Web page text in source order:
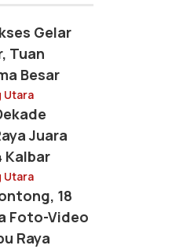
Gelar
Tuan
Besar
Utara
Juara
Kalbar
Utara
18
Foto-Video
Raya